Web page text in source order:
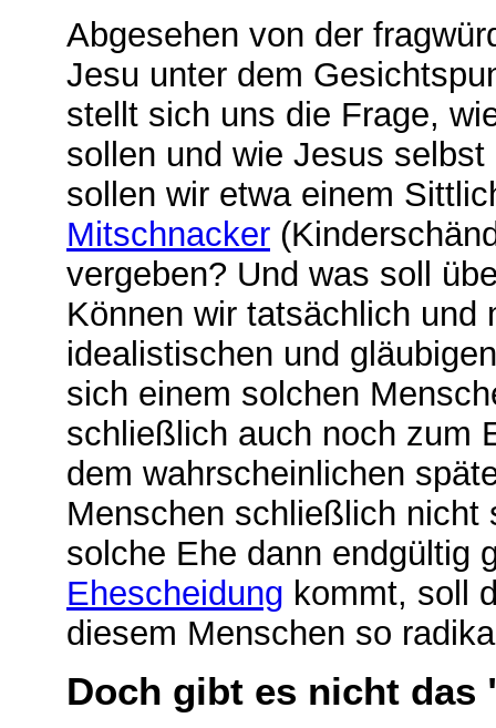
Abgesehen von der
Jesu unter dem
stellt sich uns die Frage,
sollen und wie Jesus
sollen wir etwa einem
Mitschnacker
vergeben? Und was soll
Können wir tatsächlich und
idealistischen und
sich einem solchen
schließlich auch noch zum
dem wahrscheinlichen
Menschen schließlich nicht
solche Ehe dann endgültig
Ehescheidung kommt, soll
diesem Menschen so
Doch gibt es nicht